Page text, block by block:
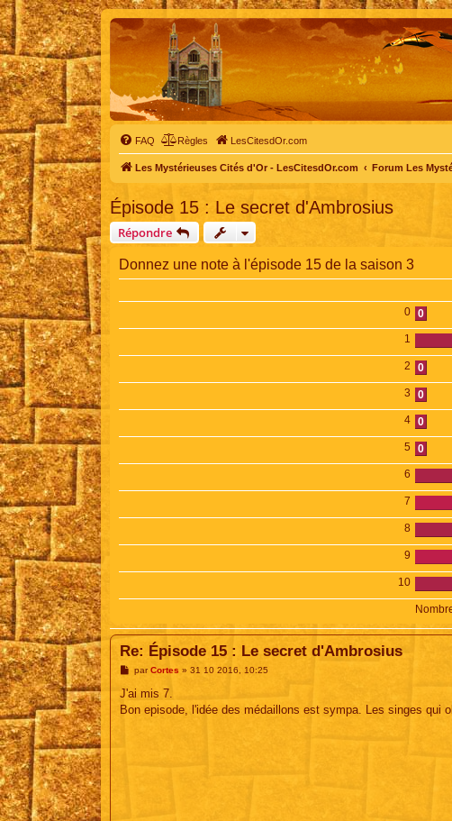
FAQ Règles LesCitesdOr.com
Les Mystérieuses Cités d'Or - LesCitesdOr.com Forum Les
Épisode 15 : Le secret d'Ambrosius
Répondre
Donnez une note à l'épisode 15 de la saison 3
0 0
1
2 0
3 0
4 0
5 0
6
7
8
9
10
Re: Épisode 15 : Le secret d'Ambrosius
M
s
a
par Cortes » 31 10 2016, 10:25
J'ai mis 7.
Bon episode, l'idée des médaillons est sympa. Les singes qui